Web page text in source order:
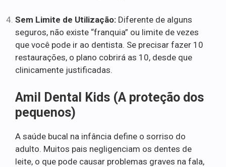
Sem Limite de Utilização: Diferente de alguns
seguros, não existe “franquia” ou limite de vezes
que você pode ir ao dentista. Se precisar fazer 10
restaurações, o plano cobrirá as 10, desde que
clinicamente justificadas.
Amil Dental Kids (A proteção dos
pequenos)
A saúde bucal na infância define o sorriso do
adulto. Muitos pais negligenciam os dentes de
leite, o que pode causar problemas graves na fala,